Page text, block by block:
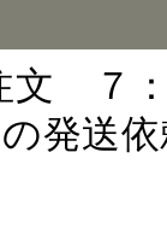
文 ７
発送